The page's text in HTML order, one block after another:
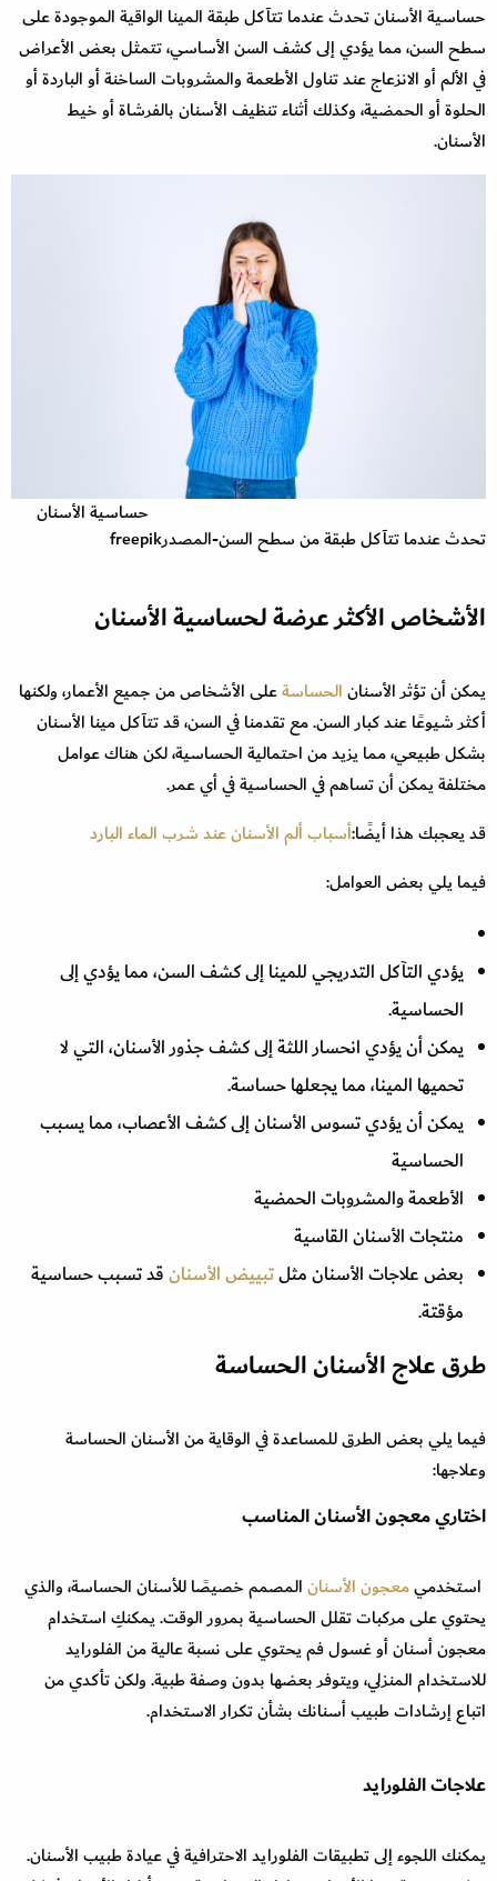
حساسية الأسنان تحدث عندما تتآكل طبقة المينا الواقية الموجودة على
سطح السن، مما يؤدي إلى كشف السن الأساسي، تتمثل بعض الأعراض
في الألم أو الانزعاج عند تناول الأطعمة والمشروبات الساخنة أو الباردة أو
الحلوة أو الحمضية، وكذلك أثناء تنظيف الأسنان بالفرشاة أو خيط
الأسنان.
حساسية الأسنان
تحدث عندما تتآكل طبقة من سطح السن-المصدرfreepik
الأشخاص الأكثر عرضة لحساسية الأسنان
يمكن أن تؤثر الأسنانالحساسةعلى الأشخاص من جميع الأعمار، ولكنها
أكثر شيوعًا عند كبار السن. مع تقدمنا ​​في السن، قد تتآكل مينا الأسنان
بشكل طبيعي، مما يزيد من احتمالية الحساسية، لكن هناك عوامل
مختلفة يمكن أن تساهم في الحساسية في أي عمر.
قد يعجبك هذا أيضًا:أسباب ألم الأسنان عند شرب الماء البارد
فيما يلي بعض العوامل:
يؤدي التآكل التدريجي للمينا إلى كشف السن، مما يؤدي إلى
الحساسية.
يمكن أن يؤدي انحسار اللثة إلى كشف جذور الأسنان، التي لا
تحميها المينا، مما يجعلها حساسة.
يمكن أن يؤدي تسوس الأسنان إلى كشف الأعصاب، مما يسبب
الحساسية
الأطعمة والمشروبات الحمضية
منتجات الأسنان القاسية
بعض علاجات الأسنان مثلتبييض الأسنانقد تسبب حساسية
مؤقتة.
طرق علاج الأسنان الحساسة
فيما يلي بعض الطرق للمساعدة في الوقاية من الأسنان الحساسة
وعلاجها:
اختاري معجون الأسنان المناسب
استخدميمعجون الأسنانالمصمم خصيصًا للأسنان الحساسة، والذي
يحتوي على مركبات تقلل الحساسية بمرور الوقت. يمكنكِ استخدام
معجون أسنان أو غسول فم يحتوي على نسبة عالية من الفلورايد
للاستخدام المنزلي، ويتوفر بعضها بدون وصفة طبية. ولكن تأكدي من
اتباع إرشادات طبيب أسنانك بشأن تكرار الاستخدام.
علاجات الفلورايد
يمكنك اللجوء إلى تطبيقات الفلورايد الاحترافية في عيادة طبيب الأسنان.